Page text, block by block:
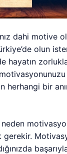
dahi motive
olun
hayatın
herhangi bir
gerekir.